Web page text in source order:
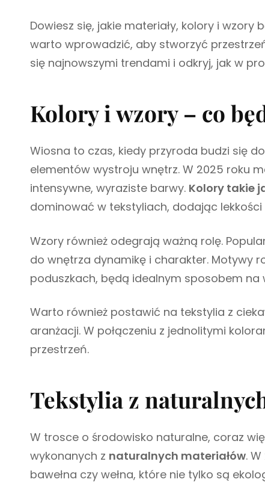
Dowiesz się, jakie materiały, kolory i
warto wprowadzić, aby stworzyć
się najnowszymi trendami i odkryj, jak w
Kolory i wzory – co
Wiosna to czas, kiedy przyroda budzi się
elementów wystroju wnętrz. W 2025 roku
intensywne, wyraziste barwy. Kolory takie
dominować w tekstyliach, dodając lekkości
Wzory również odegrają ważną rolę.
do wnętrza dynamikę i charakter. Motywy
poduszkach, będą idealnym sposobem
Warto również postawić na tekstylia z
aranżacji. W połączeniu z jednolitymi
przestrzeń.
Tekstylia z
W trosce o środowisko naturalne, coraz
wykonanych z naturalnych materiałów.
bawełna czy wełna, które nie tylko są